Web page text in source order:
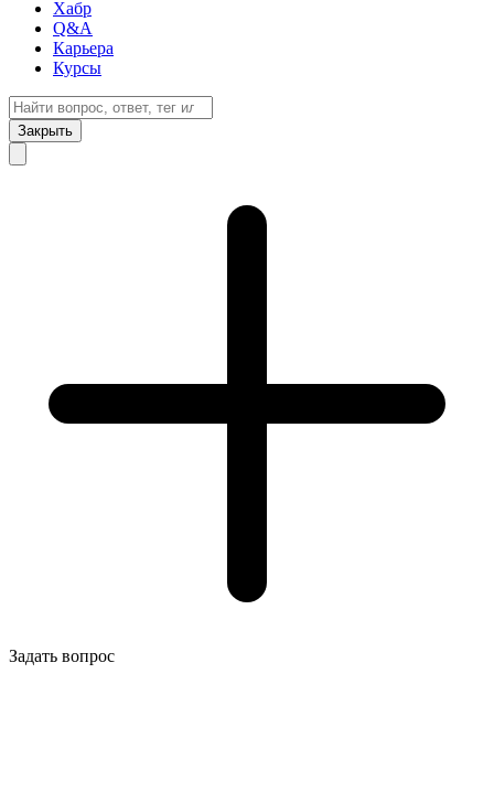
Хабр
Q&A
Карьера
Курсы
Закрыть
Задать вопрос